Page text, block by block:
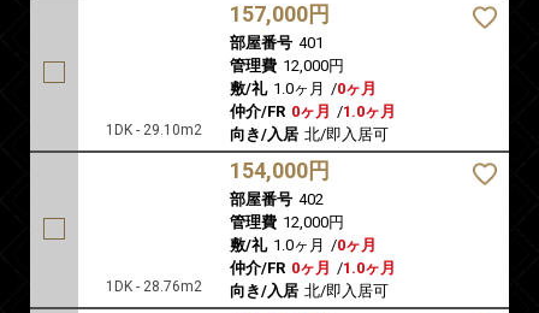
1DK - 29.10m2
157,000円
部屋番号 401
管理費 12,000円
敷/礼 1.0ヶ月 /0ヶ月
仲介/FR 0ヶ月 /1.0ヶ月
向き/入居 北/即入居可
1DK - 28.76m2
154,000円
部屋番号 402
管理費 12,000円
敷/礼 1.0ヶ月 /0ヶ月
仲介/FR 0ヶ月 /1.0ヶ月
向き/入居 北/即入居可